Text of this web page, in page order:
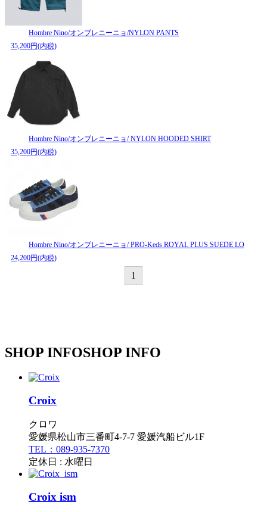
Hombre Nino/オンブレニーニョ/NYLON PANTS
35,200円(内税)
Hombre Nino/オンブレニーニョ/ NYLON HOODED SHIRT
35,200円(内税)
Hombre Nino/オンブレニーニョ/ PRO-Keds ROYAL PLUS SUEDE LO
24,200円(内税)
1
SHOP INFOSHOP INFO
Croix
クロワ
愛媛県松山市三番町4-7-7 愛媛汽船ビル1F
TEL：089-935-7370
定休日 : 水曜日
Croix ism